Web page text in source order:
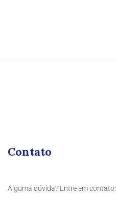
Contato
Alguma dúvida? Entre em contato: